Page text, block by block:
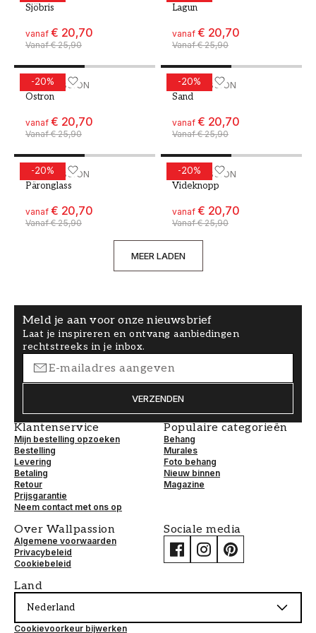
Sjöbris
vanaf € 20,70
Vanaf € 25,90
Lagun
vanaf € 20,70
Vanaf € 25,90
-20%
WALLPASSION
Ostron
vanaf € 20,70
Vanaf € 25,90
Verf - Kleur W37 Ostron -20%
WALLPASSION
Sand
vanaf € 20,70
Vanaf € 25,90
Verf - Kleur W39 Sand
-20%
WALLPASSION
Päronglass
vanaf € 20,70
Vanaf € 25,90
Verf - Kleur W46 Päronglass -20%
WALLPASSION
Videknopp
vanaf € 20,70
Vanaf € 25,90
Verf - Kleur W50
MEER LADEN
Meld je aan voor onze nieuwsbrief
Laat je inspireren en ontvang aanbiedingen
rechtstreeks in je inbox.
VERZENDEN
Klantenservice
Mijn bestelling opzoeken
Bestelling
Levering
Betaling
Retour
Prijsgarantie
Neem contact met ons op
Populaire categorieën
Behang
Murales
Foto behang
Nieuw binnen
Magazine
Over Wallpassion
Algemene voorwaarden
Privacybeleid
Cookiebeleid
Sociale media
Land
Nederland
Cookievoorkeur bijwerken